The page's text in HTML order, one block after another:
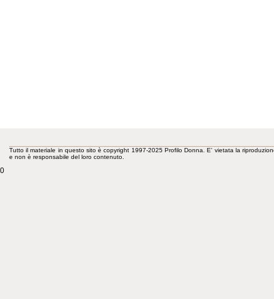
Tutto il materiale in questo sito è copyright 1997-2025 Profilo Donna. E' vietata la
e non è responsabile del loro contenuto.
0